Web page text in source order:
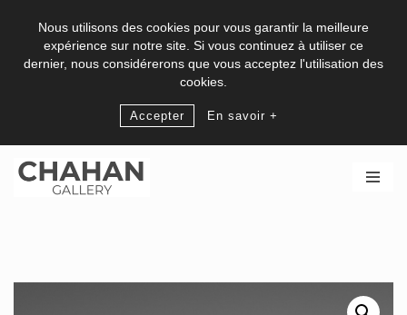
Nous utilisons des cookies pour vous garantir la meilleure
expérience sur notre site. Si vous continuez à utiliser ce
dernier, nous considérerons que vous acceptez l'utilisation des
cookies.
Accepter En savoir +